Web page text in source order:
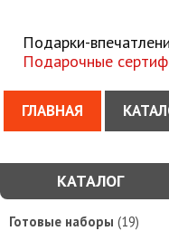
Подарки-
Подарочные
ГЛАВНАЯ
КАТАЛОГ
Готовые наборы (19)